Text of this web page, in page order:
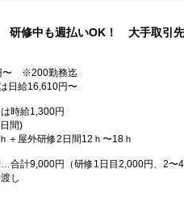
修中も週払いOK！ 大手取引先
〜 ※200勤務迄
日給16,610円〜
時給1,300円
間)
＋屋外研修2日間12ｈ〜18ｈ
合計9,000円（研修1日目2,000円、2〜
し